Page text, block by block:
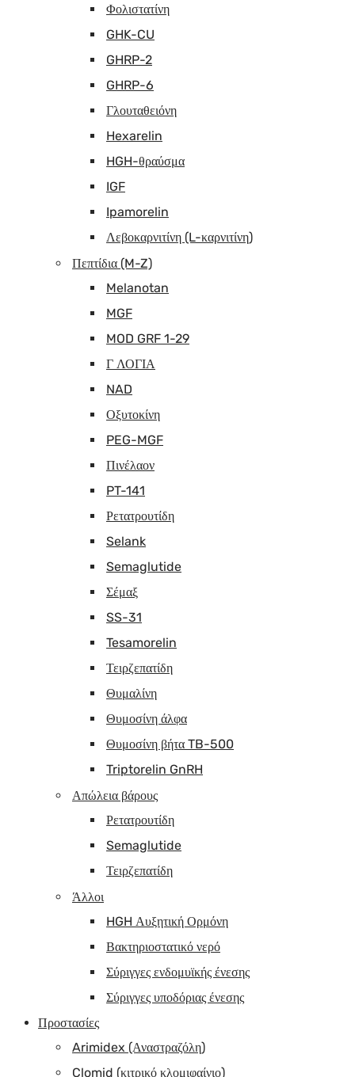
Φολιστατίνη
GHK-CU
GHRP-2
GHRP-6
Γλουταθειόνη
Hexarelin
HGH-θραύσμα
IGF
Ipamorelin
Λεβοκαρνιτίνη (L-καρνιτίνη)
Πεπτίδια (M-Z)
Melanotan
MGF
MOD GRF 1-29
Γ ΛΟΓΙΑ
NAD
Οξυτοκίνη
PEG-MGF
Πινέλαον
PT-141
Ρετατρουτίδη
Selank
Semaglutide
Σέμαξ
SS-31
Tesamorelin
Τειρζεπατίδη
Θυμαλίνη
Θυμοσίνη άλφα
Θυμοσίνη βήτα TB-500
Triptorelin GnRH
Απώλεια βάρους
Ρετατρουτίδη
Semaglutide
Τειρζεπατίδη
Άλλοι
HGH Αυξητική Ορμόνη
Βακτηριοστατικό νερό
Σύριγγες ενδομυϊκής ένεσης
Σύριγγες υποδόριας ένεσης
Προστασίες
Arimidex (Αναστραζόλη)
Clomid (κιτρικό κλομιφαίνιο)